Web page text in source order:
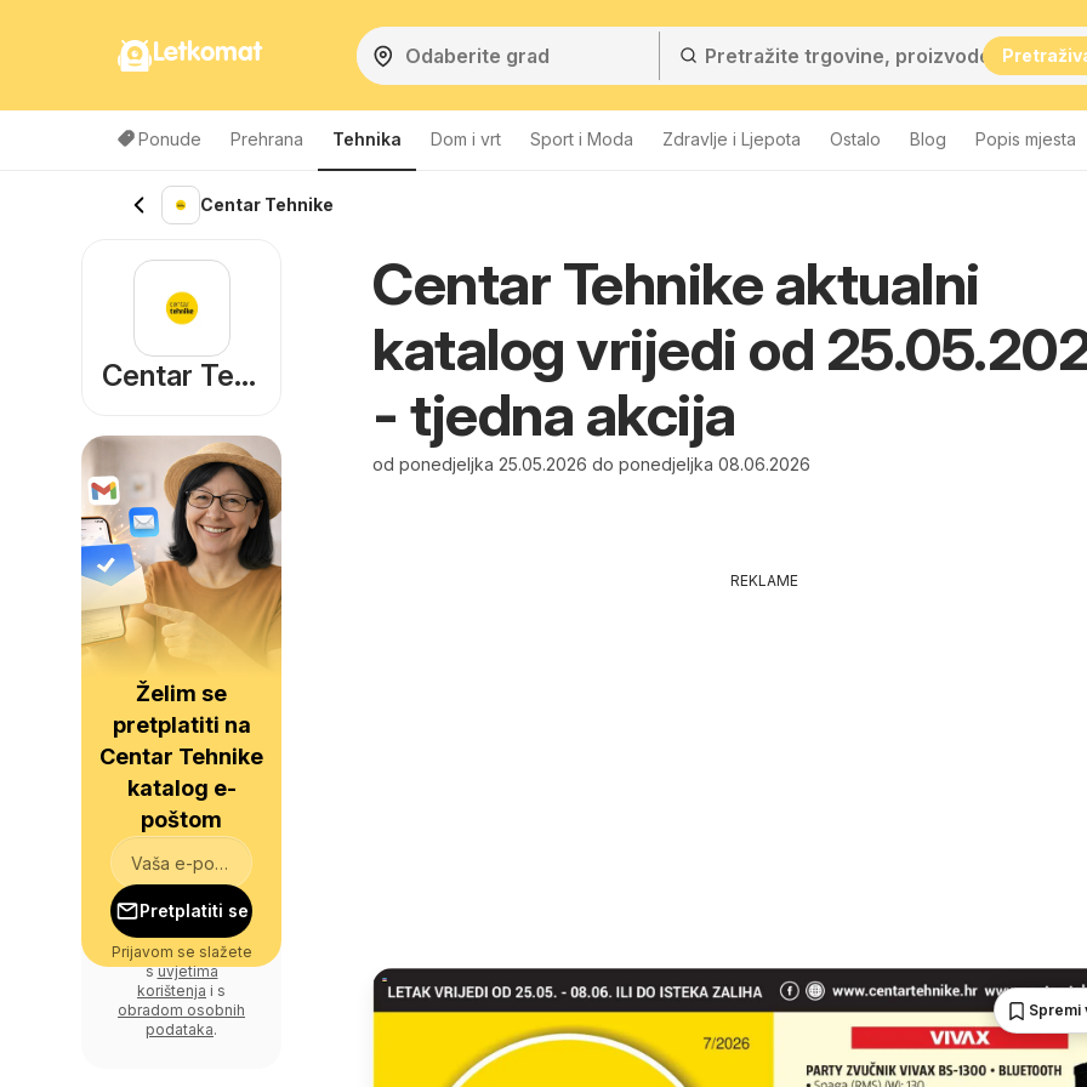
Letkomat
Ponude Prehrana Tehnika Dom i vrt Sport i Moda Zdravlje i Ljepota Ostalo Blog Popis mjesta
Centar Tehnike
Centar Tehnike aktualni
katalog vrijedi od
- tjedna akcija
od ponedjeljka 25.05.2026 do ponedjeljka 08.06.2026
REKLAME
Spremi
Centar Tehnike
Želim se
pretplatiti na
Centar Tehnike
katalog e-
poštom
Pretplatiti se
Prijavom se slažete
suvjetima
korištenja i s
obradom osobnih
podataka.